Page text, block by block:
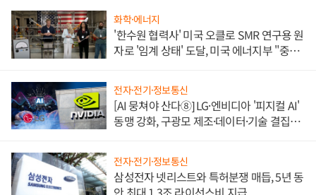
화학·에너지
'한수원 협력사' 미국 오클로 SMR 연구용 원
자로 '임계 상태' 도달, 미국 에너지부 "중요
전자·전기·정보통신
[AI 뭉쳐야 산다⑧] LG·엔비디아 '피지컬 AI'
동맹 강화, 구광모 제조·데이터·기술 결집
전자·전기·정보통신
삼성전자 넷리스트와 특허분쟁 매듭, 5년 동